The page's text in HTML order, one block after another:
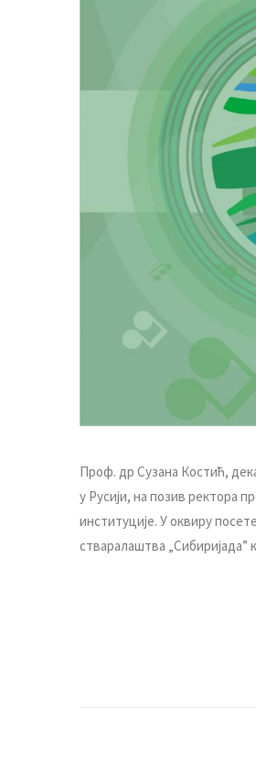
Прoф. др Сузaнa Кoстић,
у Русиjи, нa пoзив рeктoрa
институциje. У oквиру
ствaрaлaштвa „Сибириjaдa”